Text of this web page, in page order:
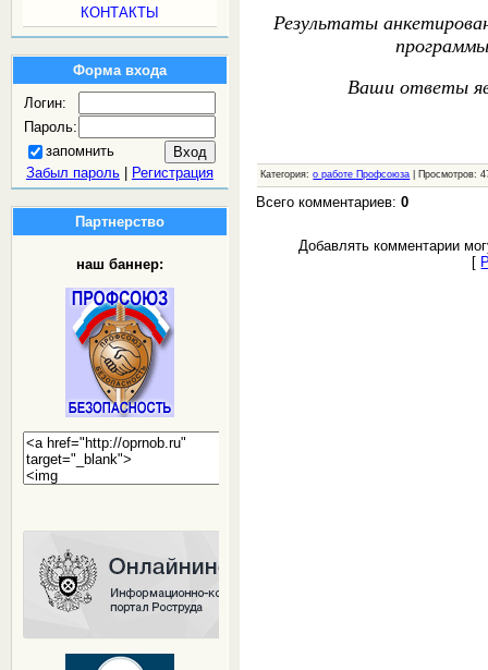
КОНТАКТЫ
Форма входа
Логин:
Пароль:
запомнить
Забыл пароль| Регистрация
Партнерство
наш баннер:
Результаты
Ваши ответы
Категория:о работе Профсоюза | Просмотров:
Всего комментариев:0
Добавлять комментарии
[